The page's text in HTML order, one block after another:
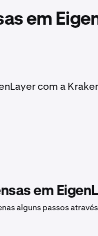
em
com a
em
alguns passos